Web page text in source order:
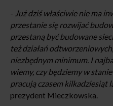
- Już dziś właściwie nie ma
przestanie się rozwijać
przestaną być budowane
też działań
niezbędnym minimum. I
wiemy, czy będziemy w
pracują czasem kilkadziesiąt
prezydent Mieczkowska.